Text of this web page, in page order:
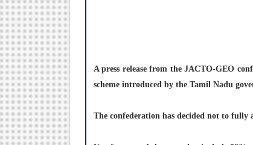
A press release from the JACTO-GEO
scheme introduced by the Tamil Nadu
The confederation has decided not to